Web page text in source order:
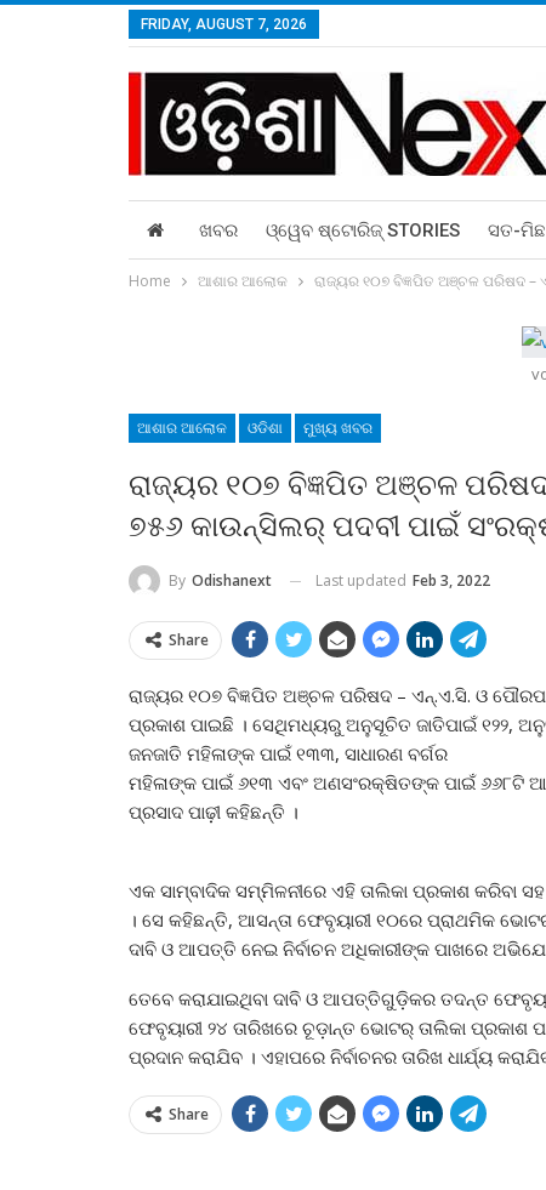
FRIDAY, AUGUST 7, 2026
ଖବର ଓ୍ୱେବ ଷ୍ଟୋରିଜ୍‌ STORIES ସତ-ମିଛ
Home ଆଶାର ଆଲୋକ ରାଜ୍ୟର ୧୦୭ ବିଜ୍ଞପିତ ଅଞ୍ଚଳ ପରିଷଦ –
ଆଶାର ଆଲୋକ ଓଡିଶା ମୁଖ୍ୟ ଖବର
ରାଜ୍ୟର ୧୦୭ ବିଜ୍ଞପିତ ଅଞ୍ଚଳ
୭୫୬ କାଉନ୍‍ସିଲର୍‍ ପଦବୀ ପାଇଁ
By Odishanext Last updated Feb 3, 2022
Share
ରାଜ୍ୟର ୧୦୭ ବିଜ୍ଞପିତ ଅଞ୍ଚଳ ପରିଷଦ – ଏନ୍‍.ଏ.ସି. ଓ
ପ୍ରକାଶ ପାଇଛି । ସେଥିମଧ୍ୟରୁ ଅନୁସୂଚିତ ଜାତିପାଇଁ ୧୨୨,
ଜନଜାତି ମହିଳାଙ୍କ ପାଇଁ ୧୩୩, ସାଧାରଣ ବର୍ଗର
ମହିଳାଙ୍କ ପାଇଁ ୬୧୩ ଏବଂ ଅଣସଂରକ୍ଷିତଙ୍କ ପାଇଁ ୬୬୮ଟି
ପ୍ରସାଦ ପାଢ଼ୀ କହିଛନ୍ତି ।
ଏକ ସାମ୍ବାଦିକ ସମ୍ମିଳନୀରେ ଏହି ତାଲିକା ପ୍ରକାଶ କରିବା
। ସେ କହିଛନ୍ତି, ଆସନ୍ତା ଫେବୃୟାରୀ ୧୦ରେ ପ୍ରାଥମିକ
ଦାବି ଓ ଆପତ୍ତି ନେଇ ନିର୍ବାଚନ ଅଧିକାରୀଙ୍କ ପାଖରେ
ତେବେ କରାଯାଇଥିବା ଦାବି ଓ ଆପତ୍ତିଗୁଡ଼ିକର ତଦନ୍ତ
ଫେବୃୟାରୀ ୨୪ ତାରିଖରେ ଚୂଡ଼ାନ୍ତ ଭୋଟର୍‍ ତାଲିକା ପ୍ରକାଶ
ପ୍ରଦାନ କରାଯିବ । ଏହାପରେ ନିର୍ବାଚନର ତାରିଖ ଧାର୍ଯ୍ୟ
Share